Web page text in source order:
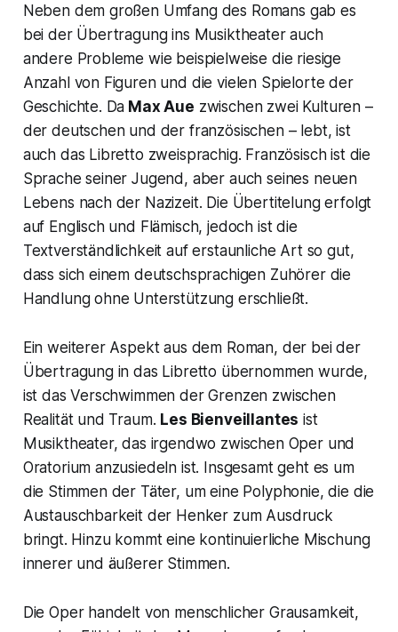
Neben dem großen Umfang des Romans gab es
bei der Übertragung ins Musiktheater auch
andere Probleme wie beispielweise die riesige
Anzahl von Figuren und die vielen Spielorte der
Geschichte. Da Max Aue zwischen zwei Kulturen –
der deutschen und der französischen – lebt, ist
auch das Libretto zweisprachig. Französisch ist die
Sprache seiner Jugend, aber auch seines neuen
Lebens nach der Nazizeit. Die Übertitelung erfolgt
auf Englisch und Flämisch, jedoch ist die
Textverständlichkeit auf erstaunliche Art so gut,
dass sich einem deutschsprachigen Zuhörer die
Handlung ohne Unterstützung erschließt.
Ein weiterer Aspekt aus dem Roman, der bei der
Übertragung in das Libretto übernommen wurde,
ist das Verschwimmen der Grenzen zwischen
Realität und Traum. Les Bienveillantes ist
Musiktheater, das irgendwo zwischen Oper und
Oratorium anzusiedeln ist. Insgesamt geht es um
die Stimmen der Täter, um eine Polyphonie, die die
Austauschbarkeit der Henker zum Ausdruck
bringt. Hinzu kommt eine kontinuierliche Mischung
innerer und äußerer Stimmen.
Die Oper handelt von menschlicher Grausamkeit,